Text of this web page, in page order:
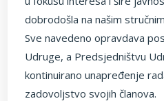
dobrodošla na našim
Sve navedeno opravdava
Udruge, a Predsjedništvu
kontinuirano unapređenje
zadovoljstvo svojih članova.